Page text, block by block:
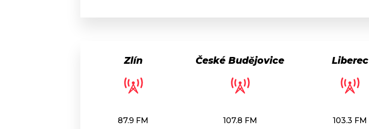
Zlín
87.9 FM
České Budějovice
107.8 FM
Liberec
103.3 FM